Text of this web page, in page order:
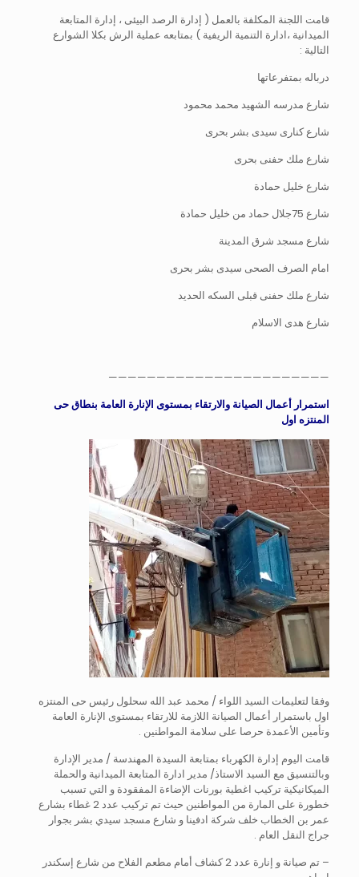
قامت اللجنة المكلفة بالعمل ( إدارة الرصد البيئى ، إدارة المتابعة
الميدانية ،ادارة التنمية الريفية ) بمتابعه عملية الرش بكلا الشوارع
التالية :
درباله بمتفرعاتها
شارع مدرسه الشهيد محمد محمود
شارع كنارى سيدى بشر بحرى
شارع ملك حفنى بحرى
شارع خليل حمادة
شارع 75جلال حماد من خليل حمادة
شارع مسجد شرق المدينة
امام الصرف الصحى سيدى بشر بحرى
شارع ملك حفنى قبلى السكه الحديد
شارع هدى الاسلام
———————————————————————
استمرار أعمال الصيانة والارتقاء بمستوى الإنارة العامة بنطاق حى
المنتزه اول
وفقا لتعليمات السيد اللواء / محمد عبد الله سحلول رئيس حى المنتزه
اول باستمرار أعمال الصيانة اللازمة للارتقاء بمستوى الإنارة العامة
وتأمين الأعمدة حرصا على سلامة المواطنين .
قامت اليوم إدارة الكهرباء بمتابعة السيدة المهندسة / مدير الإدارة
وبالتنسيق مع السيد الاستاذ/ مدير ادارة المتابعة الميدانية والحملة
الميكانيكية تركيب اغطية بورنات الإضاءة المفقودة و التي تسبب
خطورة على المارة من المواطنين حيث تم تركيب عدد 2 غطاء بشارع
عمر بن الخطاب خلف شركة ادفينا و شارع مسجد سيدي بشر بجوار
جراج النقل العام .
– تم صيانة و إنارة عدد 2 كشاف أمام مطعم الفلاح من شارع إسكندر